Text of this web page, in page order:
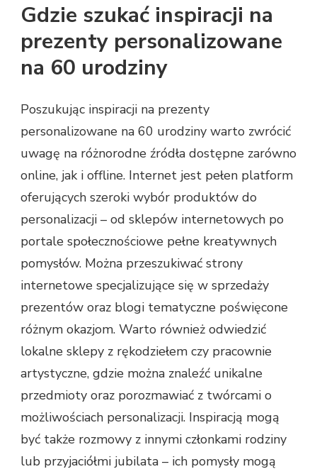
Gdzie szukać inspiracji na
prezenty personalizowane
na 60 urodziny
Poszukując inspiracji na prezenty
personalizowane na 60 urodziny warto zwrócić
uwagę na różnorodne źródła dostępne zarówno
online, jak i offline. Internet jest pełen platform
oferujących szeroki wybór produktów do
personalizacji – od sklepów internetowych po
portale społecznościowe pełne kreatywnych
pomysłów. Można przeszukiwać strony
internetowe specjalizujące się w sprzedaży
prezentów oraz blogi tematyczne poświęcone
różnym okazjom. Warto również odwiedzić
lokalne sklepy z rękodziełem czy pracownie
artystyczne, gdzie można znaleźć unikalne
przedmioty oraz porozmawiać z twórcami o
możliwościach personalizacji. Inspiracją mogą
być także rozmowy z innymi członkami rodziny
lub przyjaciółmi jubilata – ich pomysły mogą